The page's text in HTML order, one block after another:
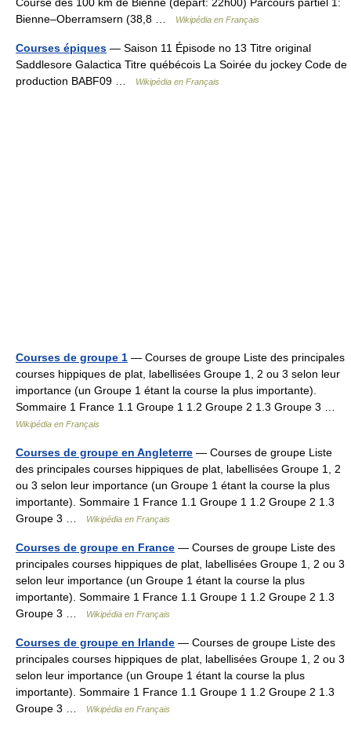
Bienne–Oberramsern (38,8 …
Wikipédia en Français
Courses épiques — Saison 11 Épisode no 13 Titre original
Saddlesore Galactica Titre québécois La Soirée du jockey Code de
production BABF09 …
Wikipédia en Français
Courses de groupe 1 — Courses de groupe Liste des principales
courses hippiques de plat, labellisées Groupe 1, 2 ou 3 selon leur
importance (un Groupe 1 étant la course la plus importante).
Sommaire 1 France 1.1 Groupe 1 1.2 Groupe 2 1.3 Groupe 3 …
Wikipédia en Français
Courses de groupe en Angleterre — Courses de groupe Liste
des principales courses hippiques de plat, labellisées Groupe 1, 2
ou 3 selon leur importance (un Groupe 1 étant la course la plus
importante). Sommaire 1 France 1.1 Groupe 1 1.2 Groupe 2 1.3
Groupe 3 …
Wikipédia en Français
Courses de groupe en France — Courses de groupe Liste des
principales courses hippiques de plat, labellisées Groupe 1, 2 ou 3
selon leur importance (un Groupe 1 étant la course la plus
importante). Sommaire 1 France 1.1 Groupe 1 1.2 Groupe 2 1.3
Groupe 3 …
Wikipédia en Français
Courses de groupe en Irlande — Courses de groupe Liste des
principales courses hippiques de plat, labellisées Groupe 1, 2 ou 3
selon leur importance (un Groupe 1 étant la course la plus
importante). Sommaire 1 France 1.1 Groupe 1 1.2 Groupe 2 1.3
Groupe 3 …
Wikipédia en Français